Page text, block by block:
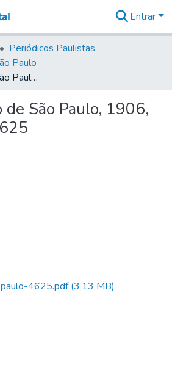
&
Coleções
Tudo na
Biblioteca
Estatísticas
Entrar
Periódicos Paulistas
Paulo
O Commercio de São Paulo, 1906, Ano XIV, n. 4625
de São Paulo, 1906,
4625.pdf(3,13 MB)